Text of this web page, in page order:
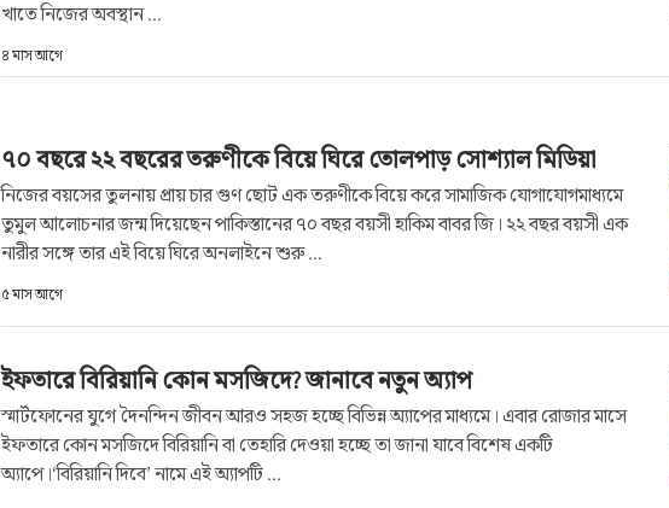
খাতে নিজের অবস্থান ...
৪ মাস আগে
৭০ বছরে ২২ বছরের তরুণীকে বিয়ে ঘিরে তোলপাড় সোশ্যাল মিডিয়া
নিজের বয়সের তুলনায় প্রায় চার গুণ ছোট এক তরুণীকে বিয়ে করে সামাজিক যোগাযোগমাধ্যমে
তুমুল আলোচনার জন্ম দিয়েছেন পাকিস্তানের ৭০ বছর বয়সী হাকিম বাবর জি। ২২ বছর বয়সী এক
নারীর সঙ্গে তার এই বিয়ে ঘিরে অনলাইনে শুরু ...
৫ মাস আগে
ইফতারে বিরিয়ানি কোন মসজিদে? জানাবে নতুন অ্যাপ
স্মার্টফোনের যুগে দৈনন্দিন জীবন আরও সহজ হচ্ছে বিভিন্ন অ্যাপের মাধ্যমে। এবার রোজার মাসে
ইফতারে কোন মসজিদে বিরিয়ানি বা তেহারি দেওয়া হচ্ছে তা জানা যাবে বিশেষ একটি
অ্যাপে।‘বিরিয়ানি দিবে’ নামে এই অ্যাপটি ...